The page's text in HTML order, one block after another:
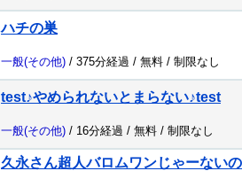
ハチの巣
一般(その他) / 375分経過 / 無料 / 制限なし
test♪やめられないとまらない♪test
一般(その他) / 16分経過 / 無料 / 制限なし
久永さん超人バロムワンじゃーない